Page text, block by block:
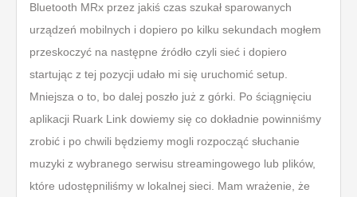
Bluetooth MRx przez jakiś czas szukał sparowanych
urządzeń mobilnych i dopiero po kilku sekundach mogłem
przeskoczyć na następne źródło czyli sieć i dopiero
startując z tej pozycji udało mi się uruchomić setup.
Mniejsza o to, bo dalej poszło już z górki. Po ściągnięciu
aplikacji Ruark Link dowiemy się co dokładnie powinniśmy
zrobić i po chwili będziemy mogli rozpocząć słuchanie
muzyki z wybranego serwisu streamingowego lub plików,
które udostępniliśmy w lokalnej sieci. Mam wrażenie, że